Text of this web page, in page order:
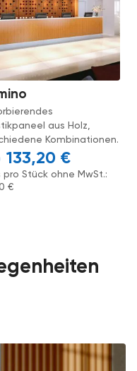
aus Holz,
Kombinationen.
133,20 €
pro Stück ohne MwSt.:
€